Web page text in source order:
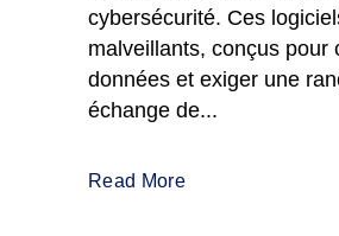
cybersécurité. Ces
malveillants, conçus pour
données et exiger une
échange de...
Read More